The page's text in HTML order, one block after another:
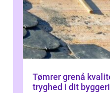
Tømrer grenå kvalitet, erfaring og
tryghed i dit byggeri